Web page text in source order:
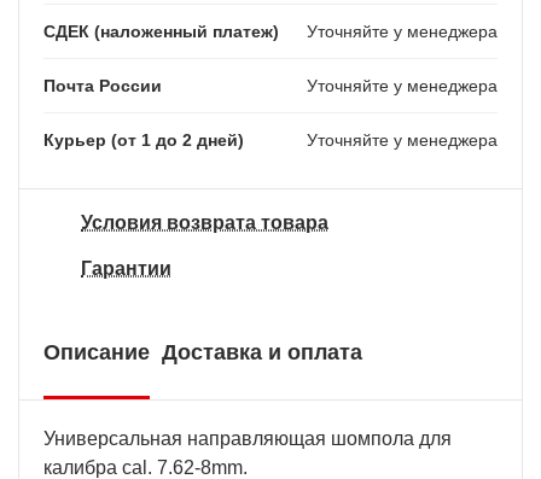
СДЕК (наложенный платеж) Уточняйте у менеджера
Почта России Уточняйте у менеджера
Курьер (от 1 до 2 дней) Уточняйте у менеджера
Условия возврата товара
Гарантии
Описание Доставка и оплата
Универсальная направляющая шомпола для
калибра cal. 7.62-8mm.